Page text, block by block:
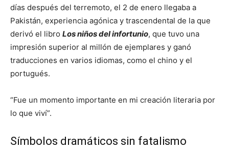
días después del terremoto, el 2 de enero llegaba a
Pakistán, experiencia agónica y trascendental de la que
derivó el libro Los niños del infortunio, que tuvo una
impresión superior al millón de ejemplares y ganó
traducciones en varios idiomas, como el chino y el
portugués.
“Fue un momento importante en mi creación literaria por
lo que viví”.
Símbolos dramáticos sin fatalismo